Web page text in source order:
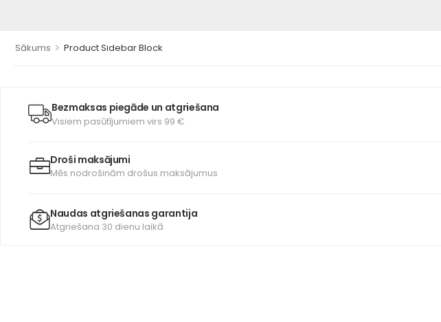
Sākums > Product Sidebar Block
Bezmaksas piegāde un atgriešana
Visiem pasūtījumiem virs 99 €
Droši maksājumi
Mēs nodrošinām drošus maksājumus
Naudas atgriešanas garantija
Atgriešana 30 dienu laikā